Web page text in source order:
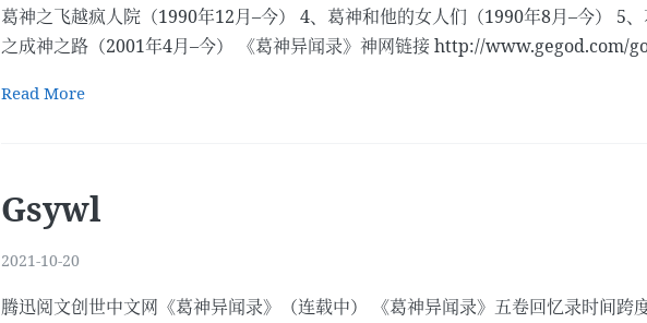
葛神之飞越疯人院（1990年12月–今） 4、葛神和他的女人们（1990年8月–今） 5
之成神之路（2001年4月–今） 《葛神异闻录》神网链接 http://www.gegod.com/
Read More
Gsywl
2021-10-20
腾迅阅文创世中文网《葛神异闻录》（连载中） 《葛神异闻录》五卷回忆录时间跨